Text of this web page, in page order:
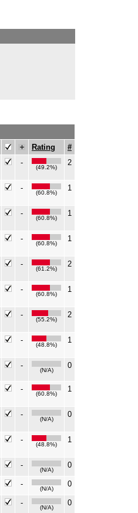
Rating
#
-
(49.2%)
2
-
(60.8%)
1
-
(60.8%)
1
-
(60.8%)
1
-
(61.2%)
2
-
(60.8%)
1
-
(55.2%)
2
-
(48.8%)
1
-
(N/A)
0
-
(60.8%)
1
-
(N/A)
0
-
(48.8%)
1
-
(N/A)
0
-
(N/A)
0
-
(N/A)
0